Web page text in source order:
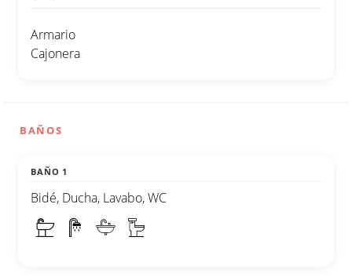
Armario
Cajonera
BAÑOS
BAÑO 1
Bidé, Ducha, Lavabo, WC